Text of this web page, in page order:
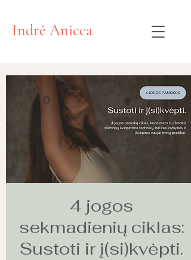
Indrė Anicca
4 jogos
sekmadienių ciklas:
Sustoti ir į(si)kvėpti.